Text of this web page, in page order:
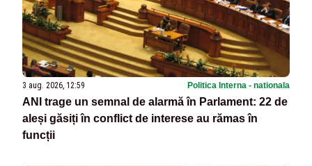
3 aug. 2026, 12:59 Politica Interna - nationala
ANI trage un semnal de alarmă în Parlament: 22 de
aleși găsiți în conflict de interese au rămas în
funcții